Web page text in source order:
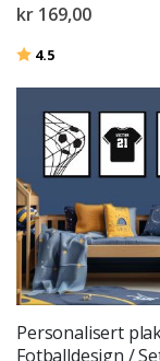
kr 169,00
Karakter:
4.5
Personalisert
Fotballdesign /